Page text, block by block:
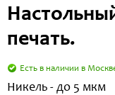
печать.
Есть в наличии в
Никель - до 5 мкм